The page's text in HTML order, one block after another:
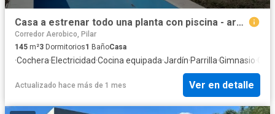
Casa a estrenar todo una planta con piscina - area 7 - san sebastian
Corredor Aerobico, Pilar
145 m²3 Dormitorios1 BañoCasa
·Cochera·Electricidad·Cocina equipada·Jardín·Parrilla·Gimnasio·
Actualizado hace más de 1 mes Ver en detalle